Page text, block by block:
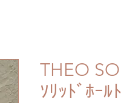
THEO
ｿﾘｯﾄﾞﾎｰﾙ